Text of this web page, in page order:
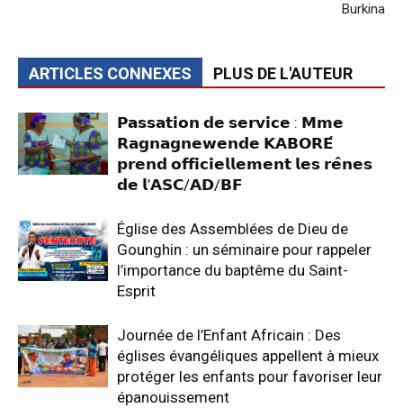
Burkina
ARTICLES CONNEXES PLUS DE L'AUTEUR
𝗣𝗮𝘀𝘀𝗮𝘁𝗶𝗼𝗻 𝗱𝗲 𝘀𝗲𝗿𝘃𝗶𝗰𝗲 : 𝗠𝗺𝗲
𝗥𝗮𝗴𝗻𝗮𝗴𝗻𝗲𝘄𝗲𝗻𝗱𝗲 𝗞𝗔𝗕𝗢𝗥𝗘́
𝗽𝗿𝗲𝗻𝗱 𝗼𝗳𝗳𝗶𝗰𝗶𝗲𝗹𝗹𝗲𝗺𝗲𝗻𝘁 𝗹𝗲𝘀 𝗿𝗲̂𝗻𝗲𝘀
𝗱𝗲 𝗹’𝗔𝗦𝗖/𝗔𝗗/𝗕𝗙
Église des Assemblées de Dieu de
Gounghin : un séminaire pour rappeler
l’importance du baptême du Saint-
Esprit
‎Journée de l’Enfant Africain : Des
églises évangéliques appellent à mieux
protéger les enfants pour favoriser leur
épanouissement